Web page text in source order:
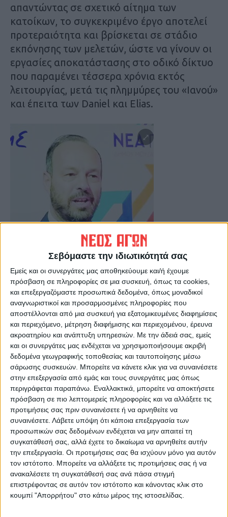
Σεβόμαστε την ιδιωτικότητά σας
Εμείς και οι συνεργάτες μας αποθηκεύουμε και/ή έχουμε
πρόσβαση σε πληροφορίες σε μια συσκευή, όπως τα cookies,
και επεξεργαζόμαστε προσωπικά δεδομένα, όπως μοναδικοί
αναγνωριστικοί και προσαρμοσμένες πληροφορίες που
αποστέλλονται από μια συσκευή για εξατομικευμένες διαφημίσεις
και περιεχόμενο, μέτρηση διαφήμισης και περιεχομένου, έρευνα
ακροατηρίου και ανάπτυξη υπηρεσιών. Με την άδειά σας, εμείς
και οι συνεργάτες μας ενδέχεται να χρησιμοποιήσουμε ακριβή
δεδομένα γεωγραφικής τοποθεσίας και ταυτοποίησης μέσω
σάρωσης συσκευών. Μπορείτε να κάνετε κλικ για να συναινέσετε
στην επεξεργασία από εμάς και τους συνεργάτες μας όπως
περιγράφεται παραπάνω. Εναλλακτικά, μπορείτε να αποκτήσετε
πρόσβαση σε πιο λεπτομερείς πληροφορίες και να αλλάξετε τις
προτιμήσεις σας πριν συναινέσετε ή να αρνηθείτε να
συναινέσετε. Λάβετε υπόψη ότι κάποια επεξεργασία των
προσωπικών σας δεδομένων ενδέχεται να μην απαιτεί τη
συγκατάθεσή σας, αλλά έχετε το δικαίωμα να αρνηθείτε αυτήν
την επεξεργασία. Οι προτιμήσεις σας θα ισχύουν μόνο για αυτόν
τον ιστότοπο. Μπορείτε να αλλάξετε τις προτιμήσεις σας ή να
ανακαλέσετε τη συγκατάθεσή σας ανά πάσα στιγμή
επιστρέφοντας σε αυτόν τον ιστότοπο και κάνοντας κλικ στο
κουμπί "Απορρήτου" στο κάτω μέρος της ιστοσελίδας.
απαντώντας σε σχετικό αίτημα των
κατοίκων, το συγκεκριμένο έργο αποτελεί
προτεραιότητα και βρίσκεται σε στάδιο
εκπόνησης των μελετών, ώστε να γίνουν οι
εργασίες αποκατάστασης στο οδικό δίκτυο
που παραμένει τέσσερα χρόνια εκτός
λειτουργίας, μετά τις πλημμύρες του «Ιανού»
και έπειτα των Daniel και Elias.
Μιλώντας στον «Νέο Αγώνα», ο Δήμαρχος
Μουζακίου Φάνης Στάθης, χαρακτήρισε το
έργο ως ένα από τα πιο κοστοβόρα, που θα
ανέλθει στο κόστος των 15 εκατ. ευρώ,
γεγονός που αποδεικνύει το μέγεθος των
εργασιών που απαιτούνται, ειδικά στην
περιοχή του Ανθοχωρίου όπου
καταγράφεται το μεγαλύτερο πρόβλημα.
«Το έργο έχει ενταχθεί στα μεγάλα έργα
αποκατάστασης που θα τρέξει το Υπουργείο
Υποδομών, μετά τις καταστροφικές
πλημμύρες του 2023. Είναι ενθαρρυντικό ότι
η αποκατάσταση του δρόμου εντάχθηκε σε
αυτή τη λίστα των έργων. Μέχρι τώρα δεν